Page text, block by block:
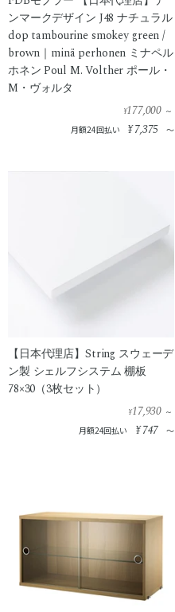
ンマークデザイン J48 ナチュラル
dop tambourine smokey green /
brown｜minä perhonen ミナペル
ホネン Poul M. Volther ポール・
M・ヴォルタ
¥177,000 ～
月額24回払い ¥7,375 ～
【日本代理店】String スウェーデ
ン製 シェルフシステム 棚板
78×30（3枚セット）
¥17,930 ～
月額24回払い ¥747 ～